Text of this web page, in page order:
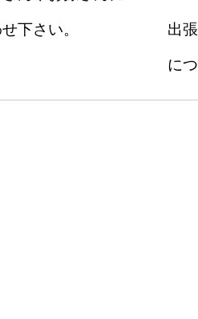
下さい。 出
に